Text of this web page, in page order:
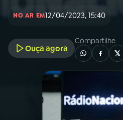
INÍCIO
A RÁDIO
PROGRAMAÇÃO
NO AR EM12/04/2023, 15:40
Ouça agora
Compartilhe